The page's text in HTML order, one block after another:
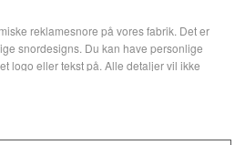
reklamesnore på vores fabrik. Det er
snordesigns. Du kan have personlige
logo eller tekst på. Alle detaljer vil ikke
også opgraderede nøglebåndstilbehør som